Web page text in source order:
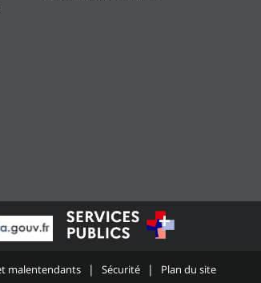
malentendants Sécurité Plan du site